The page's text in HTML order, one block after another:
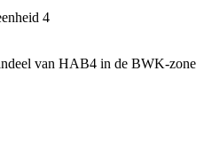
4
van HAB4 in de BWK-zone